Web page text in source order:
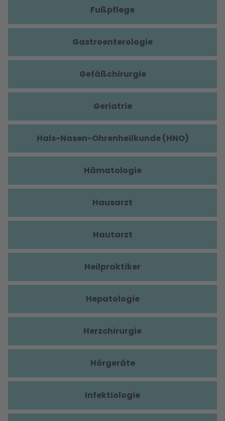
Fußpflege
Gastroenterologie
Gefäßchirurgie
Geriatrie
Hals-Nasen-Ohrenheilkunde (HNO)
Hämatologie
Hausarzt
Hautarzt
Heilpraktiker
Hepatologie
Herzchirurgie
Hörgeräte
Infektiologie